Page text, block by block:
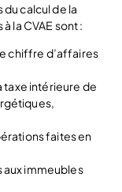
calcul de la
la CVAE sont :
chiffre d’affaires
taxe intérieure de
faites en
immeubles